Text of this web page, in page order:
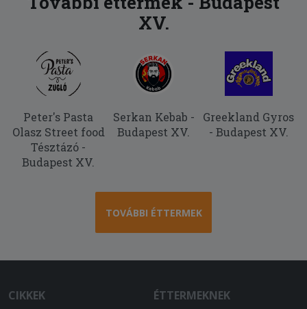
a megrendelést.
XV.
Peter's Pasta
Olasz Street food
Tésztázó -
Budapest XV.
Serkan Kebab -
Budapest XV.
Greekland Gyros
- Budapest XV.
TOVÁBBI ÉTTERMEK
CIKKEK
ÉTTERMEKNEK